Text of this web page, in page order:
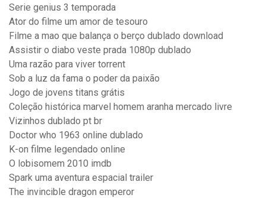
Serie genius 3 temporada
Ator do filme um amor de tesouro
Filme a mao que balança o berço dublado download
Assistir o diabo veste prada 1080p dublado
Uma razão para viver torrent
Sob a luz da fama o poder da paixão
Jogo de jovens titans grátis
Coleção histórica marvel homem aranha mercado livre
Vizinhos dublado pt br
Doctor who 1963 online dublado
K-on filme legendado online
O lobisomem 2010 imdb
Spark uma aventura espacial trailer
The invincible dragon emperor